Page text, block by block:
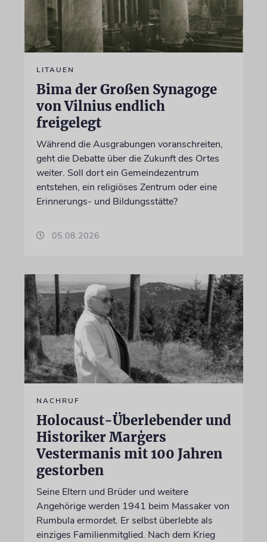
LITAUEN
Bima der Großen Synagoge
von Vilnius endlich
freigelegt
Während die Ausgrabungen voranschreiten,
geht die Debatte über die Zukunft des Ortes
weiter. Soll dort ein Gemeindezentrum
entstehen, ein religiöses Zentrum oder eine
Erinnerungs- und Bildungsstätte?
05.08.2026
NACHRUF
Holocaust-Überlebender und
Historiker Marģers
Vestermanis mit 100 Jahren
gestorben
Seine Eltern und Brüder und weitere
Angehörige werden 1941 beim Massaker von
Rumbula ermordet. Er selbst überlebte als
einziges Familienmitglied. Nach dem Krieg